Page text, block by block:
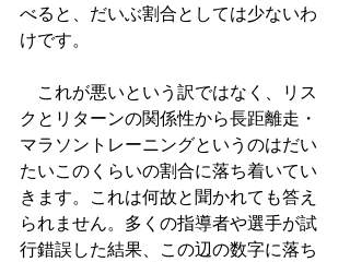
べると、だいぶ割合としては少ないわ
けです。
これが悪いという訳ではなく、リス
クとリターンの関係性から長距離走・
マラソントレーニングというのはだい
たいこのくらいの割合に落ち着いてい
きます。これは何故と聞かれても答え
られません。多くの指導者や選手が試
行錯誤した結果、この辺の数字に落ち